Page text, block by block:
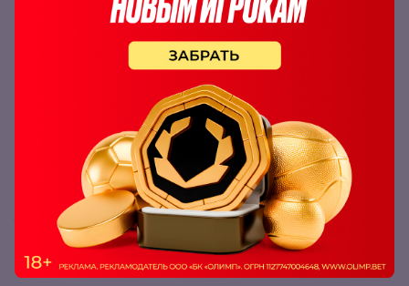
рад. Кстати, спасибо ему за это. И TOP DOG в том
числе. За то, что они хотят организовать данный
поединок. Да, я точно буду проводить бои до нашей
встречи. Я не хочу стоять на месте, и это моя работа. Я
в принципе другими вещами не занимаюсь, только
спорт, спорт, спорт. Поэтому да, я буду еще драться.
Когда состоится наш бой? Я не знаю. Я хочу, чтобы
Гаджи восстановился полноценно, и наш бой уже
состоялся.
— Гаджи будет самым серьёзным соперником в
твоей карьере, или ты уже побеждал бойцов,
которые, по твоему мнению, опаснее него?